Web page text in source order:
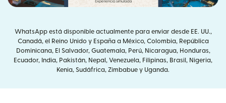
WhatsApp está disponible actualmente para enviar desde EE. UU.,
Canadá, el Reino Unido y España a México, Colombia, República
Dominicana, El Salvador, Guatemala, Perú, Nicaragua, Honduras,
Ecuador, India, Pakistán, Nepal, Venezuela, Filipinas, Brasil, Nigeria,
Kenia, Sudáfrica, Zimbabue y Uganda.